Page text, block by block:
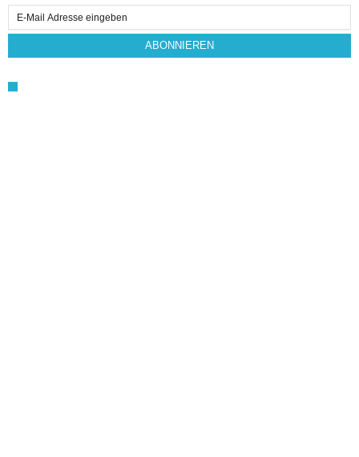
Email
Subscription
ABONNIEREN